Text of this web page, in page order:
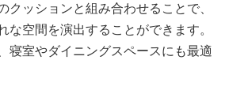
クッションと組み合わせることで、
な空間を演出することができます。
寝室やダイニングスペースにも最適